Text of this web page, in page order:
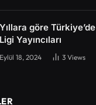
Yıllara göre
Ligi Yayıncıları
Eylül 18, 2024 3 Views